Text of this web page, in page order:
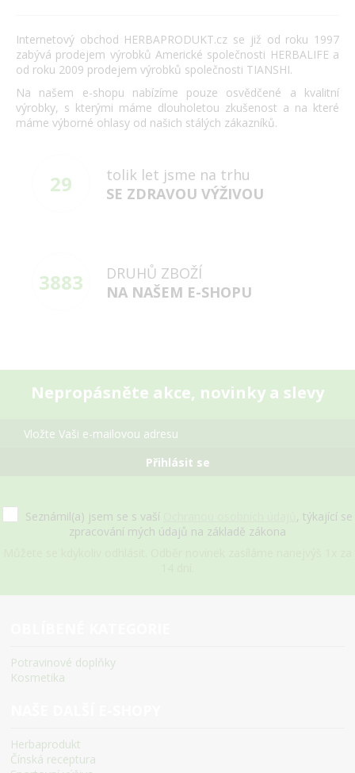
Internetový obchod HERBAPRODUKT.cz se již od roku 1997
zabývá prodejem výrobků Americké společnosti HERBALIFE a
od roku 2009 prodejem výrobků společnosti TIANSHI.
Na našem e-shopu nabízíme pouze osvědčené a kvalitní
výrobky, s kterými máme dlouholetou zkušenost a na které
máme výborné ohlasy od našich stálých zákazníků.
29
tolik let jsme na trhu
SE ZDRAVOU VÝŽIVOU
3883
DRUHŮ ZBOŽÍ
NA NAŠEM E-SHOPU
Nepropásněte akce, novinky a slevy
Přihlásit se
Seznámil(a) jsem se s vaší
, týkající se
zpracování mých údajů na základě zákona
Potravinové doplňky
Kosmetika
Herbaprodukt
Čínská receptura